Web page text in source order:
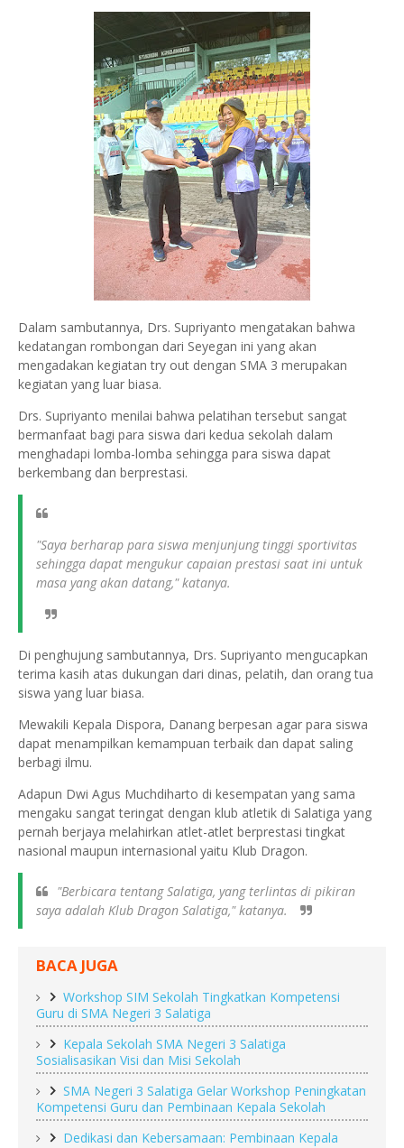
Dalam sambutannya, Drs. Supriyanto mengatakan bahwa
kedatangan rombongan dari Seyegan ini yang akan
mengadakan kegiatan try out dengan SMA 3 merupakan
kegiatan yang luar biasa.
Drs. Supriyanto menilai bahwa pelatihan tersebut sangat
bermanfaat bagi para siswa dari kedua sekolah dalam
menghadapi lomba-lomba sehingga para siswa dapat
berkembang dan berprestasi.
"Saya berharap para siswa menjunjung tinggi sportivitas
sehingga dapat mengukur capaian prestasi saat ini untuk
masa yang akan datang," katanya.
Di penghujung sambutannya, Drs. Supriyanto mengucapkan
terima kasih atas dukungan dari dinas, pelatih, dan orang tua
siswa yang luar biasa.
Mewakili Kepala Dispora, Danang berpesan agar para siswa
dapat menampilkan kemampuan terbaik dan dapat saling
berbagi ilmu.
Adapun Dwi Agus Muchdiharto di kesempatan yang sama
mengaku sangat teringat dengan klub atletik di Salatiga yang
pernah berjaya melahirkan atlet-atlet berprestasi tingkat
nasional maupun internasional yaitu Klub Dragon.
"Berbicara tentang Salatiga, yang terlintas di pikiran
saya adalah Klub Dragon Salatiga," katanya.
BACA JUGA
Workshop SIM Sekolah Tingkatkan Kompetensi
Guru di SMA Negeri 3 Salatiga
Kepala Sekolah SMA Negeri 3 Salatiga
Sosialisasikan Visi dan Misi Sekolah
SMA Negeri 3 Salatiga Gelar Workshop Peningkatan
Kompetensi Guru dan Pembinaan Kepala Sekolah
Dedikasi dan Kebersamaan: Pembinaan Kepala